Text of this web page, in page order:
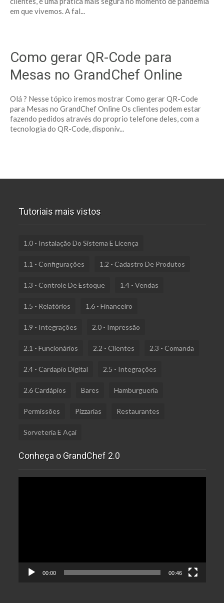
em que vivemos. A fal...
Como gerar QR-Code para
Mesas no GrandChef Online
Olá ? Nesse tópico iremos mostrar Como gerar QR-Code
para Mesas no GrandChef Online Os clientes podem estar
fazendo pedidos através do proprio telefone deles, com a
tecnologia do QR-Code, disponív...
Tutoriais mais vistos
1.0 - Instalação Do Sistema E Licença
1.1 - Configurações 1.2 - Cadastro De Produtos
1.3 - Controle De Estoque 1.4 - Vendas
1.5 - Relatórios 1.6 - Financeiro
1.9 - Integrações 2.0 - Impressão
2.1 - Funcionários 2.2 - Clientes 2.3 - Comanda
2.4 - Cardapio Digital 2.5 - Integrações
2.6 Cardápios Bares Hamburgueria
Permissões Pizzarias Restaurantes
Sorveteria E Açai
Conheça o GrandChef 2.0
00:00 00:46